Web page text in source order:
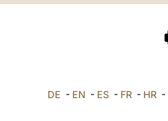
DE - EN - ES- FR- HR-